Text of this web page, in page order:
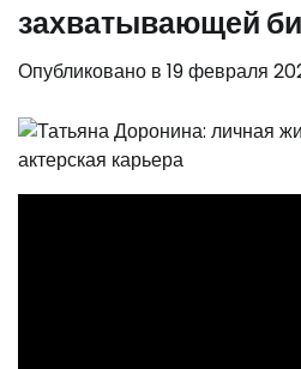
захватывающей
Опубликовано в 19 февраля